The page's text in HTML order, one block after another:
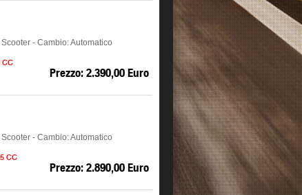
- Cambio: Automatico
CC
Prezzo: 2.390,00 Euro
- Cambio: Automatico
CC
Prezzo: 2.890,00 Euro